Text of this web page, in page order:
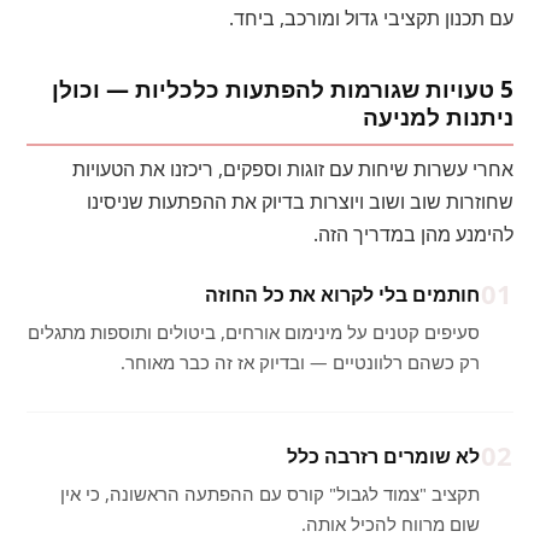
עם תכנון תקציבי גדול ומורכב, ביחד.
5 טעויות שגורמות להפתעות כלכליות — וכולן
ניתנות למניעה
אחרי עשרות שיחות עם זוגות וספקים, ריכזנו את הטעויות
שחוזרות שוב ושוב ויוצרות בדיוק את ההפתעות שניסינו
להימנע מהן במדריך הזה.
חותמים בלי לקרוא את כל החוזה
סעיפים קטנים על מינימום אורחים, ביטולים ותוספות מתגלים
רק כשהם רלוונטיים — ובדיוק אז זה כבר מאוחר.
לא שומרים רזרבה כלל
תקציב "צמוד לגבול" קורס עם ההפתעה הראשונה, כי אין
שום מרווח להכיל אותה.